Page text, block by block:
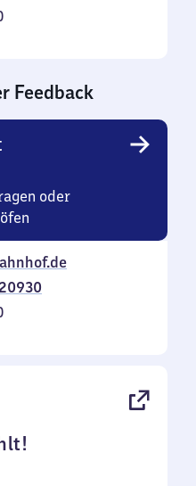
Feedback
oder